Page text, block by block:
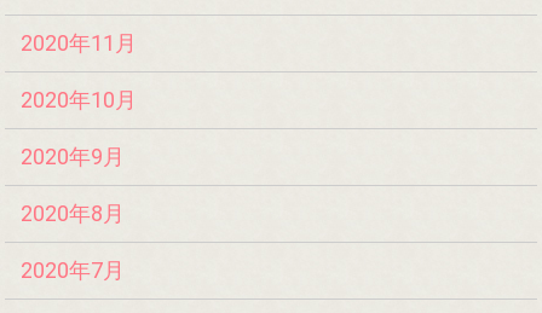
2020年11月
2020年10月
2020年9月
2020年8月
2020年7月